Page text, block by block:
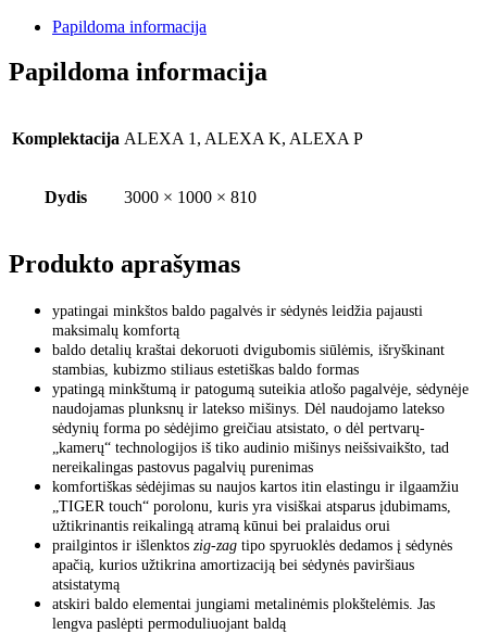
Papildoma informacija
Papildoma informacija
Komplektacija ALEXA 1, ALEXA K, ALEXA P
Dydis 3000 × 1000 × 810
Produkto aprašymas
ypatingai minkštos baldo pagalvės ir sėdynės leidžia pajausti
maksimalų komfortą
baldo detalių kraštai dekoruoti dvigubomis siūlėmis, išryškinant
stambias, kubizmo stiliaus estetiškas baldo formas
ypatingą minkštumą ir patogumą suteikia atlošo pagalvėje, sėdynėje
naudojamas plunksnų ir latekso mišinys. Dėl naudojamo latekso
sėdynių forma po sėdėjimo greičiau atsistato, o dėl pertvarų-
„kamerų“ technologijos iš tiko audinio mišinys neišsivaikšto, tad
nereikalingas pastovus pagalvių purenimas
komfortiškas sėdėjimas su naujos kartos itin elastingu ir ilgaamžiu
„TIGER touch“ porolonu, kuris yra visiškai atsparus įdubimams,
užtikrinantis reikalingą atramą kūnui bei pralaidus orui
prailgintos ir išlenktos zig-zag tipo spyruoklės dedamos į sėdynės
apačią, kurios užtikrina amortizaciją bei sėdynės paviršiaus
atsistatymą
atskiri baldo elementai jungiami metalinėmis plokštelėmis. Jas
lengva paslėpti permoduliuojant baldą